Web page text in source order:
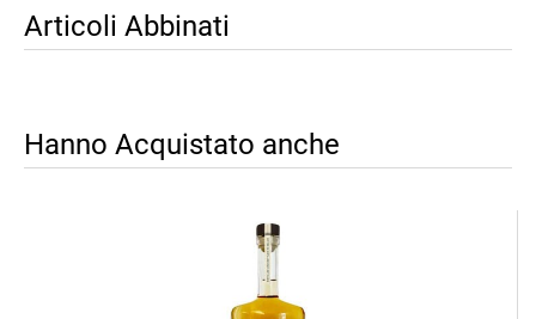
Articoli Abbinati
Hanno Acquistato anche